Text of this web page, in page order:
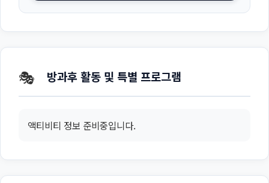
🎭 방과후 활동 및 특별 프로그램
액티비티 정보 준비중입니다.